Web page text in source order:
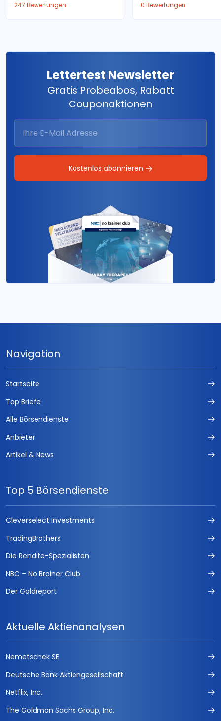
247 Bewertungen 0 Bewertungen
Lettertest Newsletter
Gratis Probeabos, Rabatt
Couponaktionen
Kostenlos abonnieren
Navigation
Startseite
Top Briefe
Alle Börsendienste
Anbieter
Artikel & News
Top 5 Börsendienste
Cleverselect Investments
TradingBrothers
Die Rendite-Spezialisten
NBC – No Brainer Club
Der Goldreport
Aktuelle Aktienanalysen
Nemetschek SE
Deutsche Bank Aktiengesellschaft
Netflix, Inc.
The Goldman Sachs Group, Inc.